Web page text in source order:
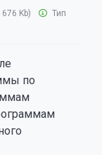
Kb)
Тип
по